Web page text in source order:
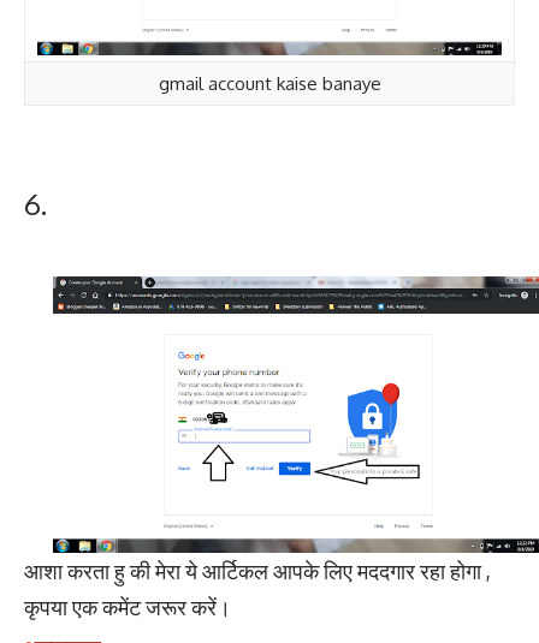
gmail account kaise banaye
6.
आशा करता हु की मेरा ये आर्टिकल आपके लिए मददगार रहा होगा ,
कृपया एक कमेंट जरूर करें।